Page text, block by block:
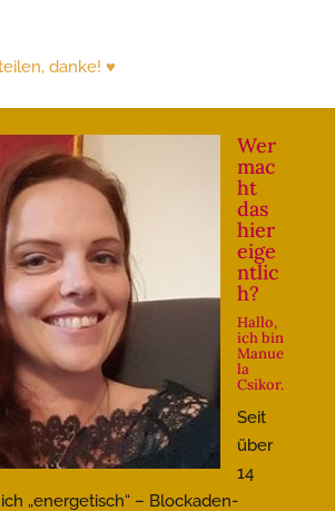
danke! ♥
Wer
mac
ht
das
hier
eige
ntlic
h?
Hallo,
ich bin
Manue
la
Csikor.
Seit
über
14
„energetisch“ – Blockaden-